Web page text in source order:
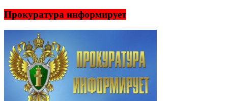
Прокуратура информирует